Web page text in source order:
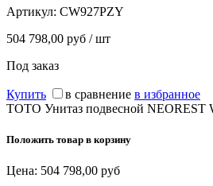
Артикул: CW927PZY
504 798,00 руб / шт
Под заказ
Купить в сравнение в избранное
TOTO Унитаз подвесной NEOREST
Положить товар в корзину
Цена: 504 798,00 руб